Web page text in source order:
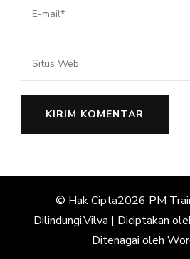
© Hak Cipta2026 PM
Dilindungi.Vilva | Diciptakan
Ditenagai oleh